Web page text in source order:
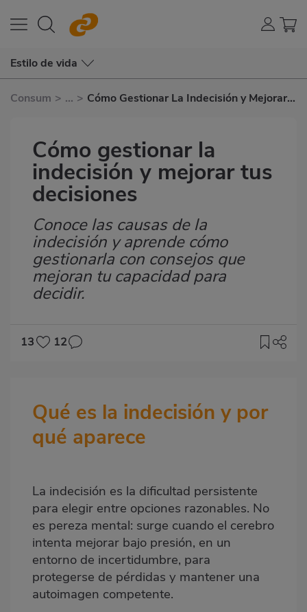
Estilo de vida
Consum > ... > Cómo Gestionar La Indecisión y Mejorar
Cómo gestionar la
indecisión y mejorar tus
decisiones
Subtítulo
Conoce las causas de la
indecisión y aprende cómo
gestionarla con consejos que
mejoran tu capacidad para
decidir.
13
12
Body
Qué es la indecisión y por
qué aparece
La indecisión es la dificultad persistente
para elegir entre opciones razonables. No
es pereza mental: surge cuando el cerebro
intenta mejorar bajo presión, en un
entorno de incertidumbre, para
protegerse de pérdidas y mantener una
autoimagen competente.